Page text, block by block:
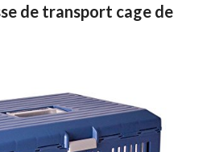
de transport cage de